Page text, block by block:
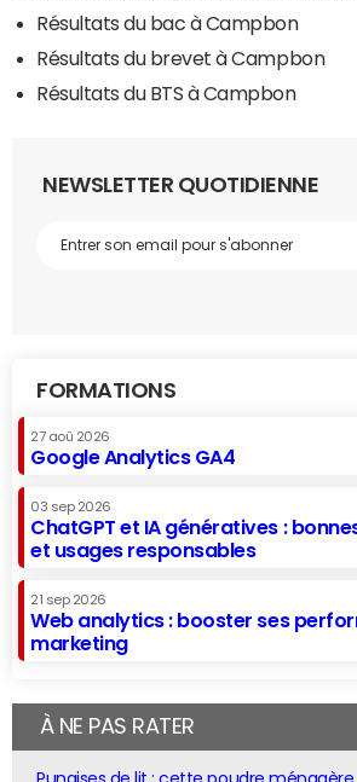
Résultats du bac à Campbon
Résultats du brevet à Campbon
Résultats du BTS à Campbon
NEWSLETTER QUOTIDIENNE
FORMATIONS
27 aoû 2026
Google Analytics GA4
03 sep 2026
ChatGPT et IA génératives :
et usages responsables
21 sep 2026
Web analytics : booster ses
marketing
À NE PAS RATER
Punaises de lit : cette poudre